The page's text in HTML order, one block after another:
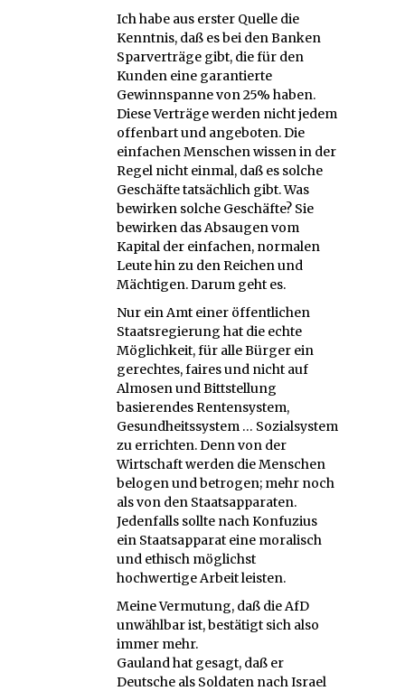
Ich habe aus erster Quelle die
Kenntnis, daß es bei den Banken
Sparverträge gibt, die für den
Kunden eine garantierte
Gewinnspanne von 25% haben.
Diese Verträge werden nicht jedem
offenbart und angeboten. Die
einfachen Menschen wissen in der
Regel nicht einmal, daß es solche
Geschäfte tatsächlich gibt. Was
bewirken solche Geschäfte? Sie
bewirken das Absaugen vom
Kapital der einfachen, normalen
Leute hin zu den Reichen und
Mächtigen. Darum geht es.
Nur ein Amt einer öffentlichen
Staatsregierung hat die echte
Möglichkeit, für alle Bürger ein
gerechtes, faires und nicht auf
Almosen und Bittstellung
basierendes Rentensystem,
Gesundheitssystem … Sozialsystem
zu errichten. Denn von der
Wirtschaft werden die Menschen
belogen und betrogen; mehr noch
als von den Staatsapparaten.
Jedenfalls sollte nach Konfuzius
ein Staatsapparat eine moralisch
und ethisch möglichst
hochwertige Arbeit leisten.
Meine Vermutung, daß die AfD
unwählbar ist, bestätigt sich also
immer mehr.
Gauland hat gesagt, daß er
Deutsche als Soldaten nach Israel